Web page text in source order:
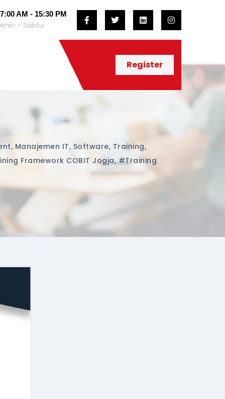
AM - 15:30 PM
- Sabtu
Register
, Manajemen IT, Software, Training,
Framework COBIT Jogja,#training